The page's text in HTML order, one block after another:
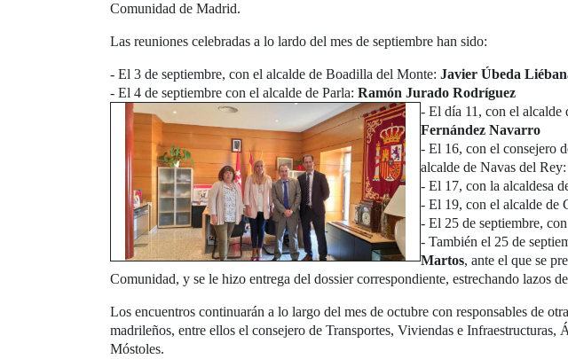
Comunidad de Madrid.
Las reuniones celebradas a lo lardo del mes de septiembre han sido:
- El 3 de septiembre, con el alcalde de Boadilla del Monte: Javier Úbeda
- El 4 de septiembre con el alcalde de Parla: Ramón Jurado Rodríguez
- El día 11, con el alcalde
Fernández Navarro
- El 16, con el consejero
alcalde de Navas del Rey:
- El 17, con la alcaldesa
- El 19, con el alcalde de
- El 25 de septiembre,
- También el 25 de
Martos, ante el que se
Comunidad, y se le hizo entrega del dossier correspondiente, estrechando lazos
Los encuentros continuarán a lo largo del mes de octubre con responsables de
madrileños, entre ellos el consejero de Transportes, Viviendas e
Móstoles.